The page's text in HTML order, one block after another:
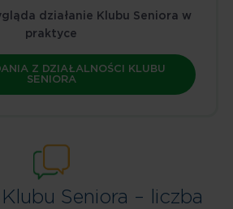
działanie Klubu Seniora w
praktyce
Z DZIAŁALNOŚCI KLUBU
SENIORA
Seniora – liczba